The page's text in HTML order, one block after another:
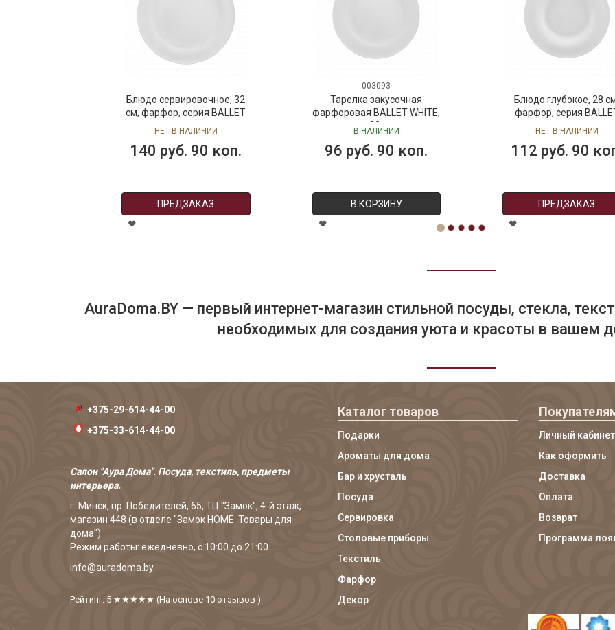
Блюдо сервировочное, 32
см, фарфор, серия BALLET
НЕТ В НАЛИЧИИ
140 руб. 90 коп.
ПРЕДЗАКАЗ
003093
Тарелка закусочная
фарфоровая BALLET WHITE,
д. 28 см
В НАЛИЧИИ
96 руб. 90 коп.
В КОРЗИНУ
Блюдо глубокое, 28
фарфор, серия
НЕТ В НАЛИЧИИ
112 руб. 90
ПРЕДЗАКАЗ
AuraDoma.BY — первый интернет-магазин стильной посуды, стекла,
необходимых для создания уюта и красоты в вашем
+375-29-614-44-00
+375-33-614-44-00
Салон "Аура Дома". Посуда, текстиль, предметы
интерьера.
г. Минск, пр. Победителей, 65, ТЦ "Замок", 4-й этаж,
магазин 448 (в отделе "Замок HOME. Товары для
дома").
Режим работы: ежедневно, с 10:00 до 21:00.
info@auradoma.by
Рейтинг: 5 ★★★★★ (На основе 10 отзывов )
Каталог товаров
Подарки
Ароматы для дома
Бар и хрусталь
Посуда
Сервировка
Столовые приборы
Текстиль
Фарфор
Декор
Личный кабинет
Как оформить
Доставка
Оплата
Возврат
Программа